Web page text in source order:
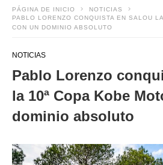
PÁGINA DE INICIO
NOTICIAS
PABLO LORENZO CONQUISTA EN SALOU
CON UN DOMINIO ABSOLUTO
NOTICIAS
Pablo Lorenzo
la 10ª Copa Kobe
dominio absoluto